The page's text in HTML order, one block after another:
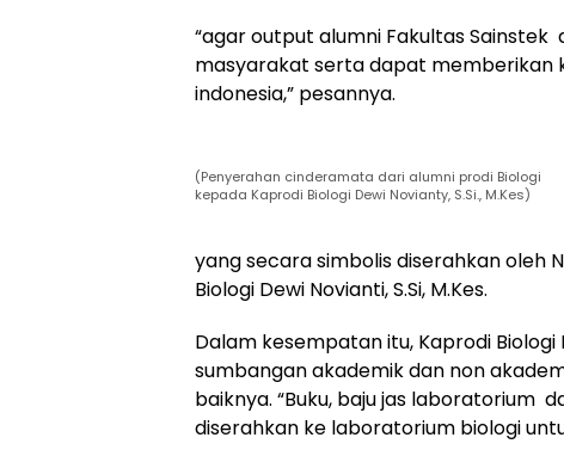
“agar output alumni Fakultas
masyarakat serta dapat memberikan
indonesia,” pesannya.
(Penyerahan cinderamata dari alumni prodi Biologi
kepada Kaprodi Biologi Dewi Novianty, S.Si., M.Kes)
yang secara simbolis diserahkan oleh
Biologi Dewi Novianti, S.Si, M.Kes.
Dalam kesempatan itu, Kaprodi Biologi
sumbangan akademik dan non
baiknya. “Buku, baju jas laboratorium
diserahkan ke laboratorium biologi